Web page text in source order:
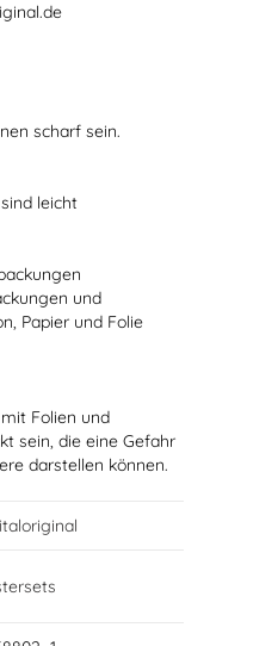
scharf sein.
leicht
und
Papier und Folie
Folien und
sein, die eine Gefahr
darstellen können.